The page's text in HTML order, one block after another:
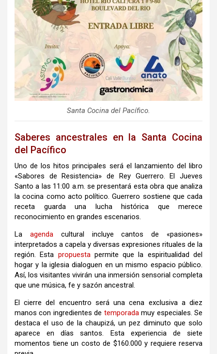
Santa Cocina del Pacífico.
Saberes ancestrales en la Santa Cocina
del Pacífico
Uno de los hitos principales será el lanzamiento del libro
«Sabores de Resistencia» de Rey Guerrero.El Jueves
Santo a las 11:00 a.m. se presentará esta obra que analiza
la cocina como acto político.Guerrero sostiene que cada
receta guarda una lucha histórica que merece
reconocimiento en grandes escenarios.
La agendacultural incluye cantos de «pasiones»
interpretados a capela y diversas expresiones rituales de la
región.Esta propuestapermite que la espiritualidad del
hogar y la iglesia dialoguen en un mismo espacio público.
Así, los visitantes vivirán una inmersión sensorial completa
que une música, fe y sazón ancestral.
El cierre del encuentro será una cena exclusiva a diez
manos con ingredientes de temporadamuy especiales.Se
destaca el uso de la chaupizá, un pez diminuto que solo
aparece en días santos. Esta experiencia de siete
momentos tiene un costo de $160.000 y requiere reserva